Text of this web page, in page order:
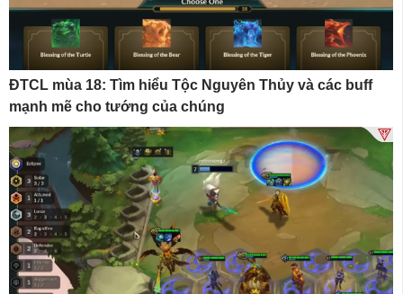
ĐTCL mùa 18: Tìm hiểu Tộc Nguyên Thủy và các buff
mạnh mẽ cho tướng của chúng